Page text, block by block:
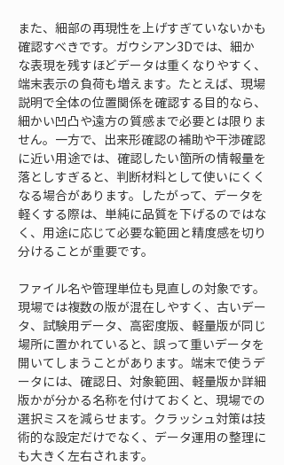
また、細部の再現性を上げすぎていないかも
確認すべきです。ガウシアン3Dでは、細か
な表現を残すほどデータは重くなりやすく、
端末表示の負荷も増えます。たとえば、現場
説明で全体の位置関係を確認する目的なら、
細かい凹凸や遠方の質感まで必要とは限りま
せん。一方で、出来形確認の補助や干渉確認
に近い用途では、確認したい箇所の情報量を
落としすぎると、判断材料として使いにくく
なる場合があります。したがって、データを
軽くする際は、単純に品質を下げるのではな
く、用途に応じて必要な範囲と精度感を切り
分けることが重要です。
ファイル名や管理単位も見直しの対象です。
現場では複数の版が混在しやすく、古いデー
タ、試験用データ、高密度版、軽量版が同じ
場所に置かれていると、誤って重いデータを
開いてしまうことがあります。端末で使うデ
ータには、確認日、対象範囲、軽量版か詳細
版かが分かる名称を付けておくと、現場での
選択ミスを減らせます。クラッシュ対策は技
術的な設定だけでなく、データ運用の整理に
も大きく左右されます。